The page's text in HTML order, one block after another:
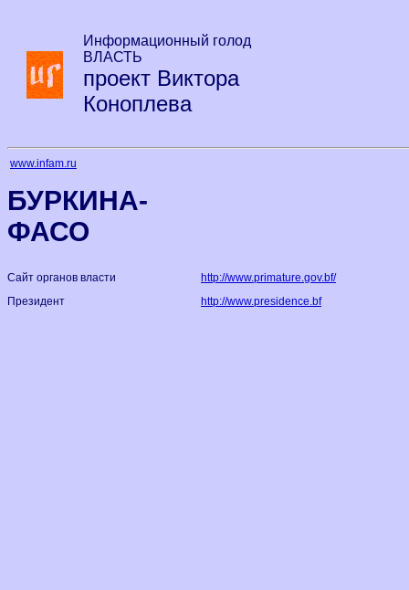
Информационный голод
ВЛАСТЬ
проект Виктора
Коноплева
www.infam.ru
БУРКИНА-
ФАСО
Сайт органов власти
http://www.primature.gov.bf/
Президент
http://www.presidence.bf